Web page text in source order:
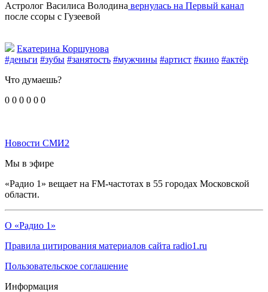
Астролог Василиса Володина вернулась на Первый канал
после ссоры с Гузеевой
Екатерина Коршунова
#деньги #зубы #занятость #мужчины #артист #кино #актёр
Что думаешь?
0 0 0 0 0 0
Новости СМИ2
Мы в эфире
«Радио 1» вещает на FM-частотах в 55 городах Московской
области.
О «Радио 1»
Правила цитирования материалов сайта radio1.ru
Пользовательское соглашение
Информация